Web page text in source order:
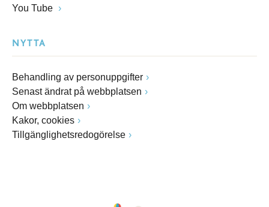
You Tube
NYTTA
Behandling av personuppgifter
Senast ändrat på webbplatsen
Om webbplatsen
Kakor, cookies
Tillgänglighetsredogörelse